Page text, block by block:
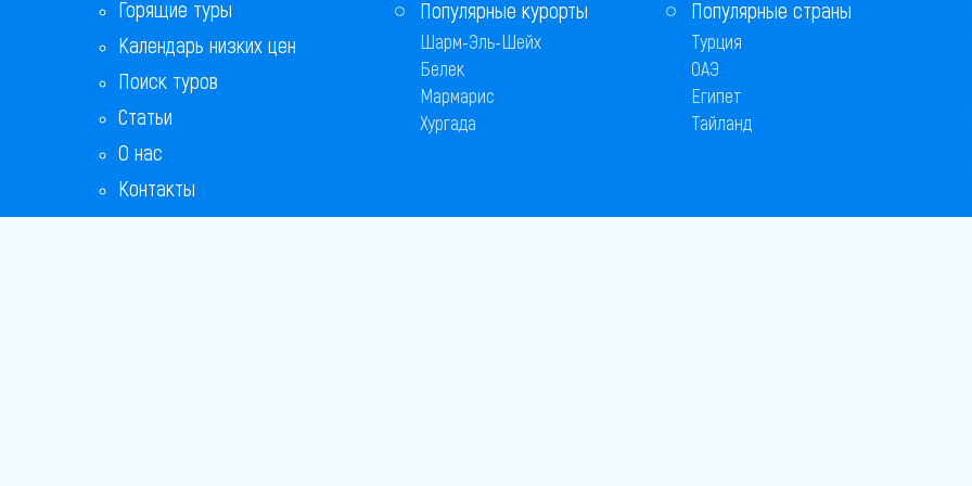
Горящие туры
Календарь низких цен
Поиск туров
Статьи
О нас
Контакты
Бонусная программа
Популярные курорты
Шарм-Эль-Шейх
Белек
Мармарис
Хургада
Популярные страны
Турция
ОАЭ
Египет
Тайланд